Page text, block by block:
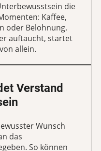
die
Kaffee,
oder Belohnung.
auftaucht, startet
allein.
Verstand
Wunsch
das
So können